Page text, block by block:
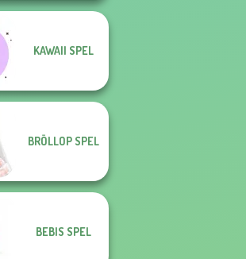
KAWAII SPEL
BRÖLLOP SPEL
BEBIS SPEL